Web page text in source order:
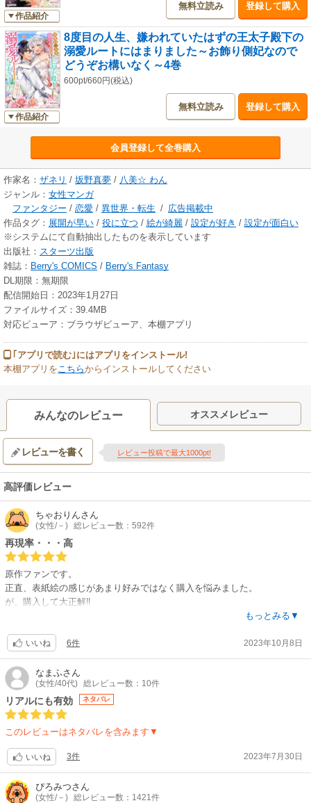
作品紹介
無料立読み 登録して購入
作品紹介
8度目の人生、嫌われていたはずの王太子殿下の
溺愛ルートにはまりました～お飾り側妃なので
どうぞお構いなく～4巻
600pt/660円(税込)
無料立読み 登録して購入
会員登録して全巻購入
作家名： ザネリ / 坂野真夢 / 八美☆ わん
ジャンル： 女性マンガ
ファンタジー / 恋愛 / 異世界・転生 / 広告掲載中
作品タグ： 展開が早い / 役に立つ / 絵が綺麗 / 設定が好き / 設定が面白い
※システムにて自動抽出したものを表示しています
出版社： スターツ出版
雑誌： Berry's COMICS / Berry's Fantasy
DL期限：無期限
配信開始日：2023年1月27日
ファイルサイズ：39.4MB
対応ビューア：ブラウザビューア、本棚アプリ
｢アプリで読む｣にはアプリをインストール!
本棚アプリをこちらからインストールしてください
みんなのレビュー オススメレビュー
レビューを書く レビュー投稿で最大1000pt!
高評価レビュー
ちゃおりんさん
(女性/－) 総レビュー数：592件
再現率・・・高
原作ファンです。
正直、表紙絵の感じがあまり好みではなく購入を悩みました。
が、購入して大正解‼️
れていてカッコいい。
ストーリーも原作の世界観を上手く再現されており、とっても面白かった
です。
オスニエルの無骨で無神経な初期の感じから、断然と和らいでくるあたり
の表現も、とっても上手いです。
8回目にしてやっと『勇気を出して自分の力で生きてみる』ことに気づけ
たからこそのハッピーエンド。
出来たのでしょう。
自分の意思で考え行動し、嫁いだからには元敵国であっても自らが守るべ
き民であると民のために考え行動するフィオナ・・・素敵～(*^^*)
もっとみる▼
いいね 6件 2023年10月8日
なまふさん
(女性/40代) 総レビュー数：10件
リアルにも有効 ネタバレ
このレビューはネタバレを含みます▼
いいね 3件 2023年7月30日
ぴろみつさん
(女性/－) 総レビュー数：1421件